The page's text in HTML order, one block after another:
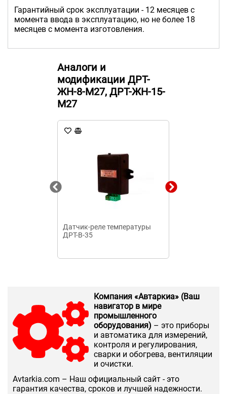
Гарантийный срок эксплуатации - 12 месяцев с
момента ввода в эксплуатацию, но не более 18
месяцев с момента изготовления.
Аналоги и
модификации ДРТ-
ЖН-8-М27, ДРТ-ЖН-15-
М27
Датчик-реле температуры
ДРТ-В-35
Компания «Автаркиа» (Ваш
навигатор в мире
промышленного
оборудования) – это приборы
и автоматика для измерений,
контроля и регулирования,
сварки и обогрева, вентиляции
и очистки.
Аvtarkia.com – Наш официальный сайт - это
гарантия качества, сроков и лучшей надежности.